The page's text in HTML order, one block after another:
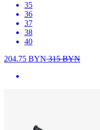
35
36
37
38
40
204.75 BYN315BYN